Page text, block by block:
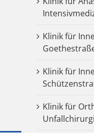
Klinik für
Klinik für
Klinik für